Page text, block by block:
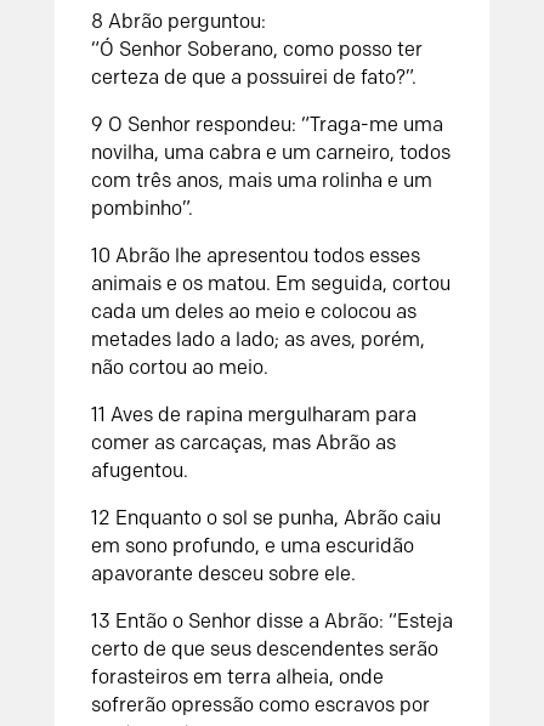
8 Abrão perguntou:
“Ó SenhorSoberano, como posso ter
certeza de que a possuirei de fato?”.
9 O Senhorrespondeu: “Traga-me uma
novilha, uma cabra e um carneiro, todos
com três anos, mais uma rolinha e um
pombinho”.
10 Abrão lhe apresentou todos esses
animais e os matou. Em seguida, cortou
cada um deles ao meio e colocou as
metades lado a lado; as aves, porém,
não cortou ao meio.
11 Aves de rapina mergulharam para
comer as carcaças, mas Abrão as
afugentou.
12 Enquanto o sol se punha, Abrão caiu
em sono profundo, e uma escuridão
apavorante desceu sobre ele.
13 Então o Senhordisse a Abrão: “Esteja
certo de que seus descendentes serão
forasteiros em terra alheia, onde
sofrerão opressão como escravos por